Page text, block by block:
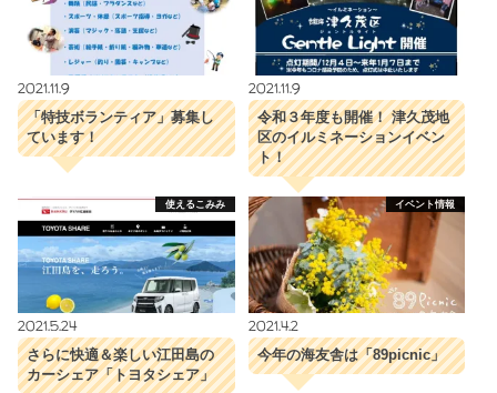
2021.11.9
「特技ボランティア」募集し
ています！
2021.11.9
令和３年度も開催！ 津久茂地
区のイルミネーションイベン
ト！
使えるこみみ
2021.5.24
さらに快適＆楽しい江田島の
カーシェア「トヨタシェア」
イベント情報
2021.4.2
今年の海友舎は「89picnic」